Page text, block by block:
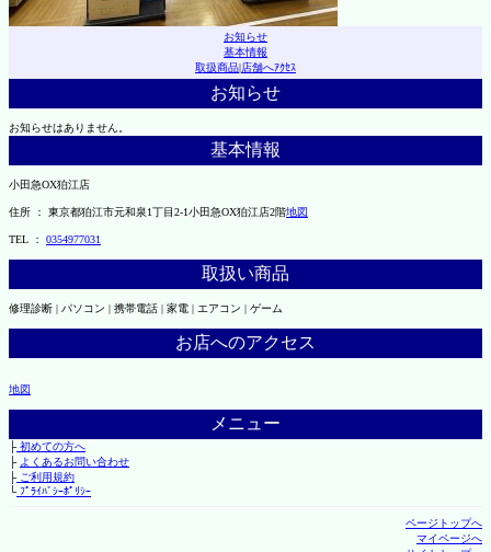
お知らせ
基本情報
取扱商品|店舗へｱｸｾｽ
お知らせ
お知らせはありません。
基本情報
小田急OX狛江店
住所 ： 東京都狛江市元和泉1丁目2-1小田急OX狛江店2階地図
TEL ： 0354977031
取扱い商品
修理診断 | パソコン | 携帯電話 | 家電 | エアコン | ゲーム
お店へのアクセス
地図
メニュー
├初めての方へ
├ よくあるお問い合わせ
├ご利用規約
└ﾌﾟﾗｲﾊﾞｼｰﾎﾟﾘｼｰ
ページトップへ
マイページへ